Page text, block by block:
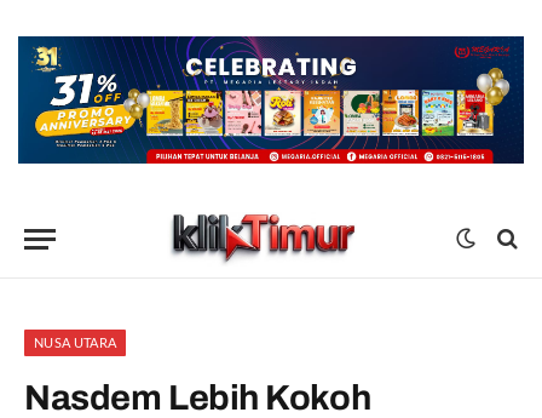
NUSA UTARA
Nasdem Lebih Kokoh